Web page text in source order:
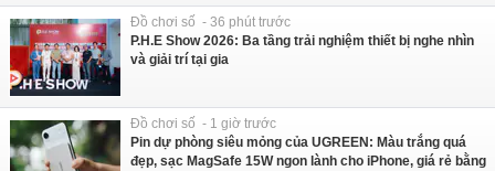
Đồ chơi số - 36 phút trước
P.H.E Show 2026: Ba tầng trải nghiệm thiết bị nghe nhìn
và giải trí tại gia
Đồ chơi số - 1 giờ trước
Pin dự phòng siêu mỏng của UGREEN: Màu trắng quá
đẹp, sạc MagSafe 15W ngon lành cho iPhone, giá rẻ bằng